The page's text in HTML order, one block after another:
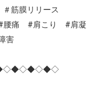
筋膜リリース
腰痛 #肩こり #肩凝
害